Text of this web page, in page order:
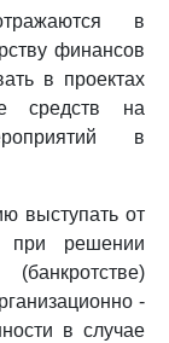
в
финансов
в проектах
средств на
в
выступать от
при решении
-
в случае